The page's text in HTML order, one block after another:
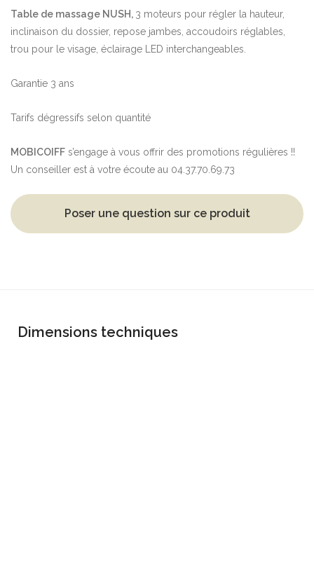
Table de massage NUSH, 3 moteurs pour régler la hauteur,
inclinaison du dossier, repose jambes, accoudoirs réglables,
trou pour le visage, éclairage LED interchangeables.
Garantie 3 ans
Tarifs dégressifs selon quantité
MOBICOIFF s’engage à vous offrir des promotions régulières !!
Un conseiller est à votre écoute au 04.37.70.69.73
Poser une question sur ce produit
Dimensions techniques